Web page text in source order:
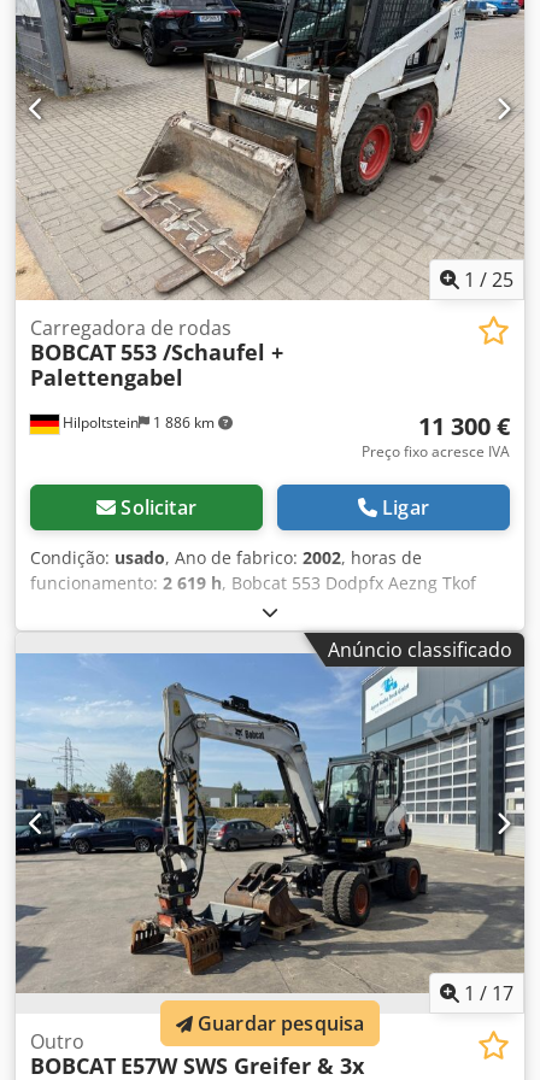
1 /25
Hilpoltstein 1 886 km
Carregadora de rodas
BOBCAT553 /Schaufel +
Palettengabel
11 300 €
Preço fixo acresce IVA
Solicitar Ligar
Condição: usado, Ano de fabrico: 2002, horas de
funcionamento: 2 619 h, Bobcat 553 Dodpfx Aezng Tkof
Hekr Cabine, caçamba, garfo para paletes.
Anúncio classificado
1 / 17
Outro
BOBCAT E57W SWS Greifer & 3x
Guardar pesquisa